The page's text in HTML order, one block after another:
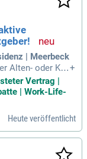
| Meerbeck
Alten- oder Kra
Arbeitswei
und Teamfähi
+
Vertrag |
| Work-Life-
Heute veröffentlicht